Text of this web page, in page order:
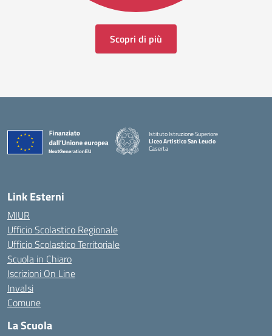
Scopri di più
Istituto Istruzione Superiore
Liceo Artistico San Leucio
Caserta
Link Esterni
MIUR
Ufficio Scolastico Regionale
Ufficio Scolastico Territoriale
Scuola in Chiaro
Iscrizioni On Line
Invalsi
Comune
La Scuola